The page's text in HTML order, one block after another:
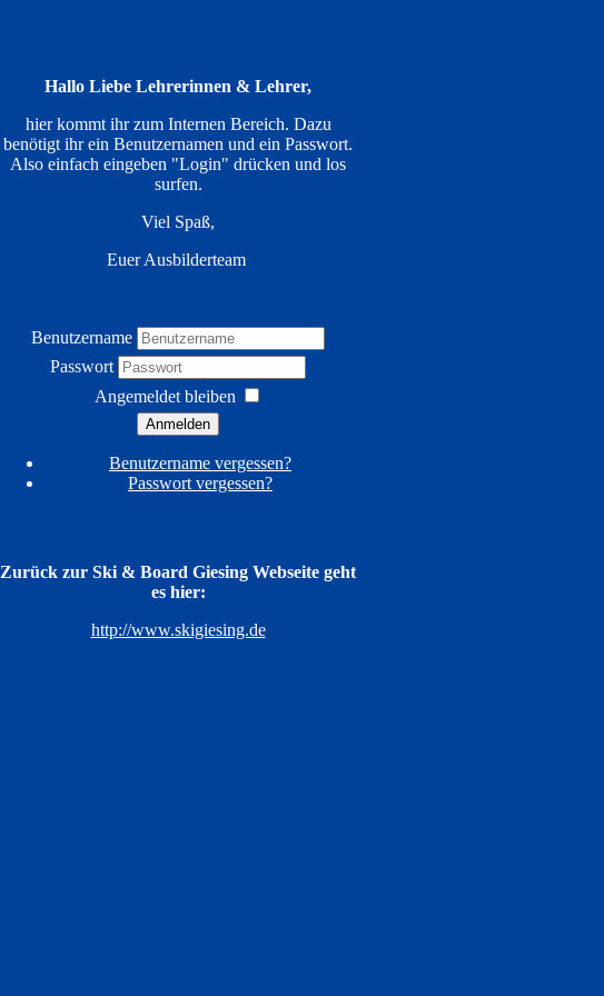
Hallo Liebe Lehrerinnen & Lehrer,
hier kommt ihr zum Internen Bereich. Dazu
benötigt ihr ein Benutzernamen und ein Passwort.
Also einfach eingeben "Login" drücken und los
surfen.
Viel Spaß,
Euer Ausbilderteam
Benutzername
Passwort
Angemeldet bleiben
Anmelden
Benutzername vergessen?
Passwort vergessen?
Zurück zur Ski & Board Giesing Webseite geht
es hier:
http://www.skigiesing.de